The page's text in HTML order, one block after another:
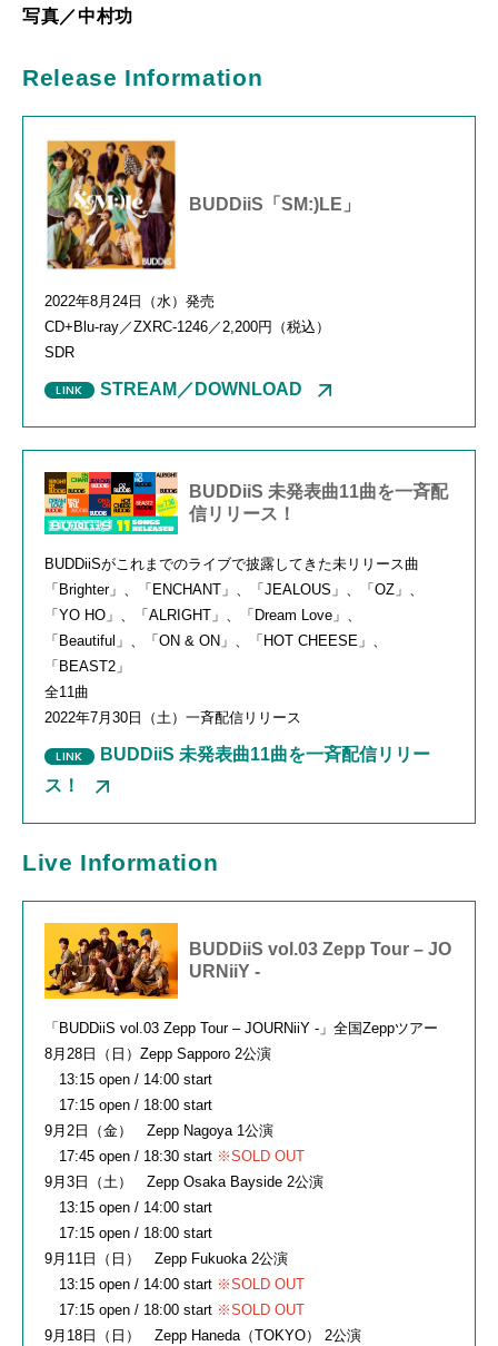
写真／中村功
Release Information
BUDDiiS「SM:)LE」
2022年8 月 24 日（水）発売
CD+Blu-ray／ZXRC-1246 ／ 2,200円（税込）
SDR
STREAM／DOWNLOAD
BUDDiiS 未発表曲11曲を一斉配
信リリース！
BUDDiiSがこれまでのライブで披露してきた未リリース曲
「 Brighter」、「 ENCHANT 」、「 JEALOUS 」、「 OZ 」、
「 YO HO 」、「 ALRIGHT 」、「 Dream Love 」、
「 Beautiful 」、「 ON & ON 」、「 HOT CHEESE 」、
「 BEAST2 」
全11曲
2022年7月 30 日（土）一斉配信リリース
BUDDiiS 未発表曲11曲を一斉配信リリー
ス！
Live Information
BUDDiiS vol.03 Zepp Tour – JO
URNiiY -
「 BUDDiiS vol.03 Zepp Tour – JOURNiiY - 」全国Zeppツアー
8月 28 日（日） Zepp Sapporo 2公演
13:15 open / 14:00 start
17:15 open / 18:00 start
9月 2 日（金） Zepp Nagoya 1 公演
17:45 open / 18:30 start ※SOLD OUT
9月 3 日（土） Zepp Osaka Bayside 2公演
13:15 open / 14:00 start
17:15 open / 18:00 start
9月 11 日（日） Zepp Fukuoka 2公演
13:15 open / 14:00 start ※SOLD OUT
17:15 open / 18:00 start ※SOLD OUT
9月 18 日（日） Zepp Haneda（TOKYO） 2公演